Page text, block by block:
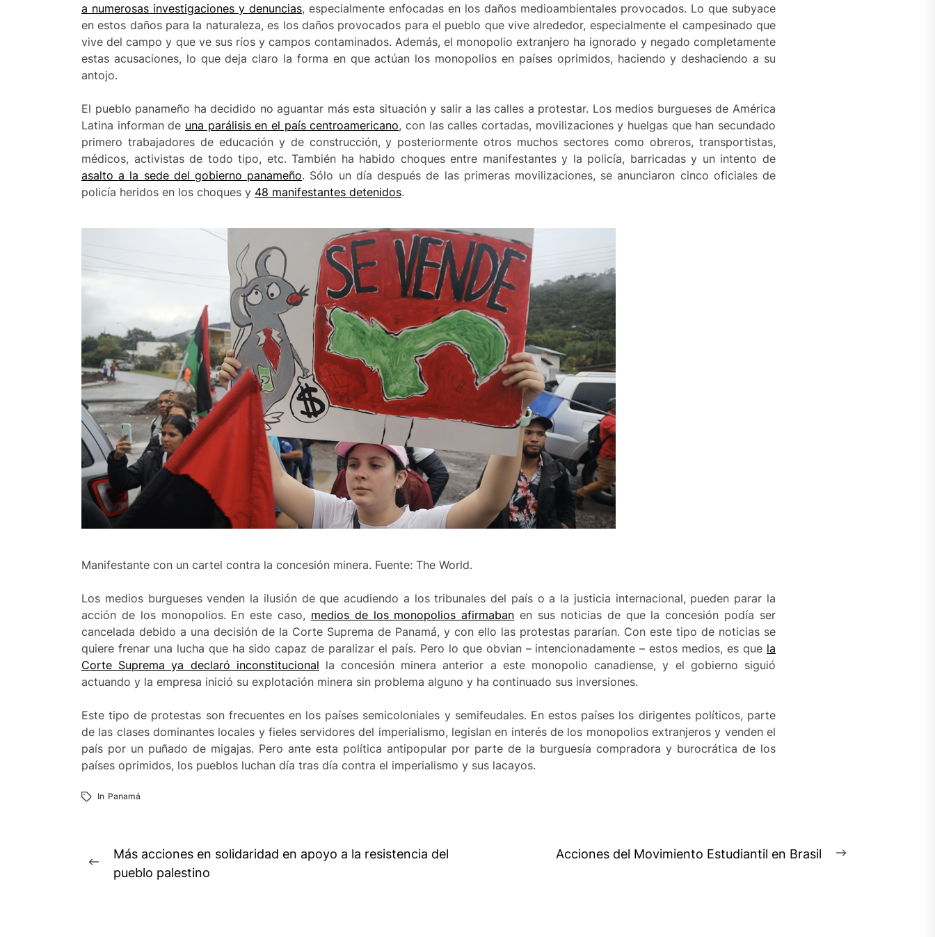
a numerosas investigaciones y denuncias, especialmente enfocadas en los daños medioambientales provocados. Lo que subyace
en estos daños para la naturaleza, es los daños provocados para el pueblo que vive alrededor, especialmente el campesinado que
vive del campo y que ve sus ríos y campos contaminados. Además, el monopolio extranjero ha ignorado y negado completamente
estas acusaciones, lo que deja claro la forma en que actúan los monopolios en países oprimidos, haciendo y deshaciendo a su
antojo.
El pueblo panameño ha decidido no aguantar más esta situación y salir a las calles a protestar. Los medios burgueses de América
Latina informan de una parálisis en el país centroamericano, con las calles cortadas, movilizaciones y huelgas que han secundado
primero trabajadores de educación y de construcción, y posteriormente otros muchos sectores como obreros, transportistas,
médicos, activistas de todo tipo, etc. También ha habido choques entre manifestantes y la policía, barricadas y un intento de
asaltoa la sede del gobierno panameño. Sólo un día después de las primeras movilizaciones, se anunciaron cinco oficiales de
policía heridos en los choques y 48 manifestantes detenidos.
Manifestante con un cartel contra la concesión minera. Fuente: The World.
Los medios burgueses venden la ilusión de que acudiendo a los tribunales del país o a la justicia internacional, pueden parar la
acción de los monopolios. En este caso, medios de los monopoliosafirmaban en sus noticias de que la concesión podía ser
cancelada debido a una decisión de la Corte Suprema de Panamá, y con ello las protestas pararían. Con este tipo de noticias se
quiere frenar una lucha que ha sido capaz de paralizar el país. Pero lo que obvian – intencionadamente – estos medios, es que la
Corte Suprema ya declaró inconstitucional la concesión minera anterior a este monopolio canadiense, y el gobierno siguió
actuando y la empresa inició su explotación minera sin problema alguno y ha continuado sus inversiones.
Este tipo de protestas son frecuentes en los países semicoloniales y semifeudales. En estos países los dirigentes políticos, parte
de las clases dominantes locales y fieles servidores del imperialismo, legislan en interés de los monopolios extranjeros y venden el
país por un puñado de migajas. Pero ante esta política antipopular por parte de la burguesía compradora y burocrática de los
países oprimidos, los pueblos luchan día tras día contra el imperialismo y sus lacayos.
In Panamá
Navegación
Previous
Más acciones en solidaridad en apoyo a la resistencia del
pueblo palestino
Acciones del Movimiento Estudiantil en Brasil